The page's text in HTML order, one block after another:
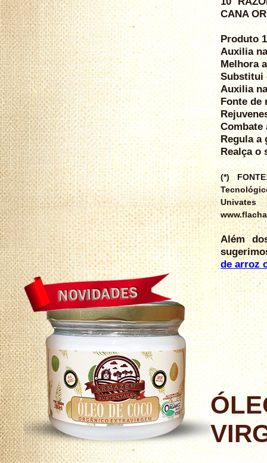
CANA
Produto
Auxilia
Melhora
Substitui
Auxilia
Fonte de
Combate
Regula a
Realça o
(*)
Além
de arroz